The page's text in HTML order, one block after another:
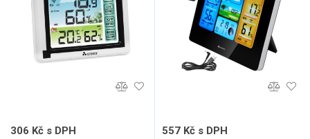
306 Kč s DPH 557 Kč s DPH